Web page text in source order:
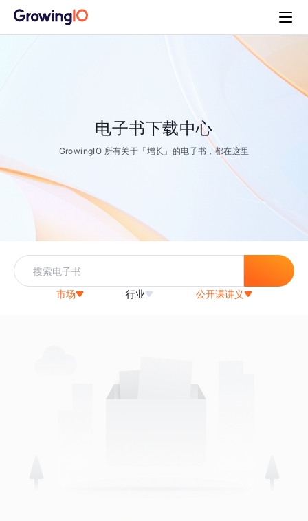
电子书下载中心
GrowingIO 所有关于「增长」的电子书，都在这里
市场 行业 公开课讲义